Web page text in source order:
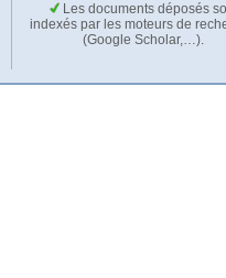
Les documents déposés
indexés par les moteurs de
(Google Scholar,…).